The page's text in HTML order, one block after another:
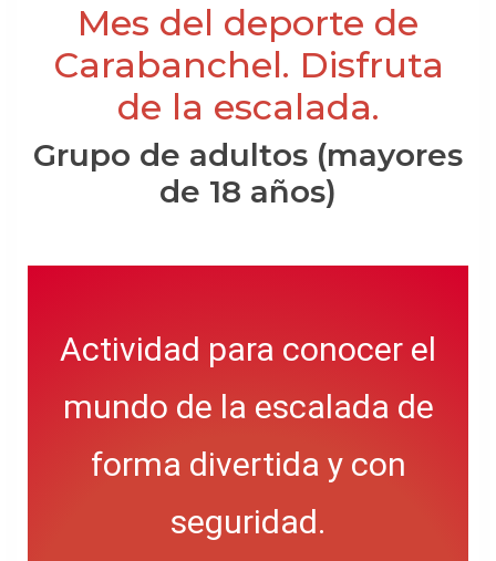
Mes del deporte de
Carabanchel. Disfruta
de la escalada.
Grupo de adultos (mayores
de 18 años)
Actividad para conocer el
mundo de la escalada de
forma divertida y con
seguridad.